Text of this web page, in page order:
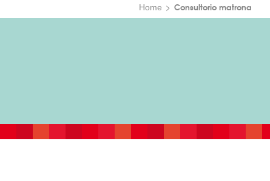
Home Consultorio matrona